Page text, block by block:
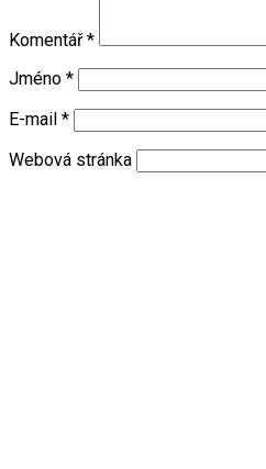
Komentář*
Jméno *
E-mail *
Webová stránka